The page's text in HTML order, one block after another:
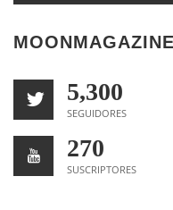
5,300
SEGUIDORES
270
SUSCRIPTORES